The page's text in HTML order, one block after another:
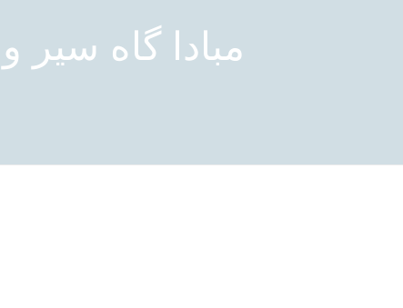
مبادا گاه سیر